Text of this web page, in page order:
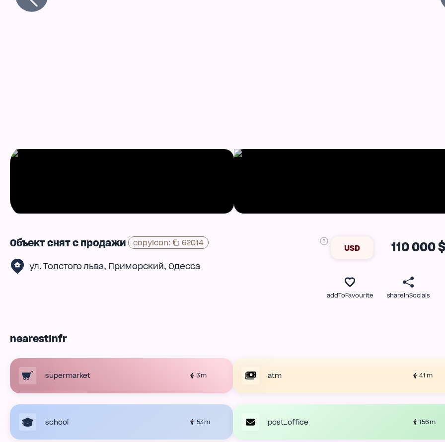
Объект снят с продажи copyIcon: 62014
ул. Толстого льва, Приморский, Одесса
USD 110 000 $
addToFavourite shareInSocials
nearestInfr
supermarket 3 m atm 41 m
school 53 m post_office 156 m